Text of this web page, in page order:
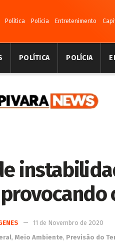
Política Polícia Entretenimento
POLÍTICA POLÍCIA
11 de Novembro de 2020
, Meio Ambiente, Previsão do